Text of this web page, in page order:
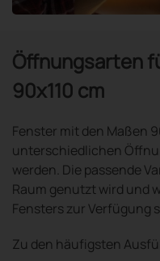
Öffnungsarten
90x110 cm
Fenster mit den Maßen
unterschiedlichen
werden. Die passende
Raum genutzt wird und
Fensters zur Verfügung
Zu den häufigsten